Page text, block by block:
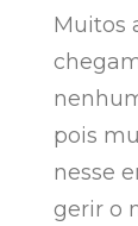
Muitos
pois
nesse
gerir o